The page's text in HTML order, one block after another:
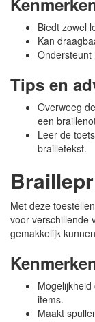
Biedt zowel
Kan
Ondersteunt
Tips en
Overweeg
een
Leer de
brailletekst.
Met deze
voor verschillende
gemakkelijk
items.
Maakt